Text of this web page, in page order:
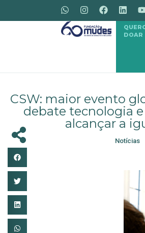
DOAR
CSW: maior evento
debate tecnologia
alcançar a
Notícias